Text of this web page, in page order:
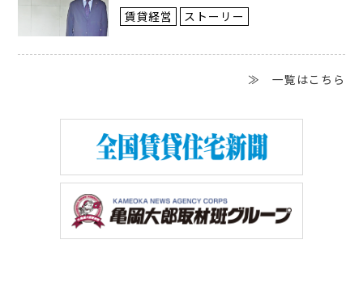
――そこでご自身の民泊の経験を基に本を出さ
れたのですね。
はい。個人的に民泊旅館宿は、非常に再
事業の成功を各人固有の才能として終わら
せるのではなく、普遍的なプロセスとして
まとめたかった。また、読んだ人がただ参
考にして終わりにするだけでなく、実際に
賃貸経営 ストーリー
≫ 一覧はこちら